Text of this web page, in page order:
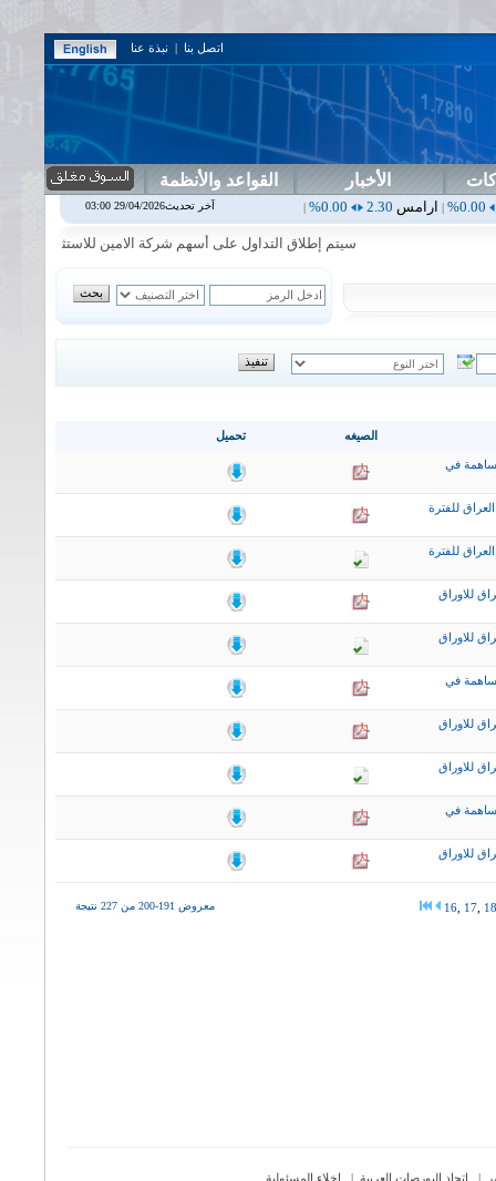
اتصل بنا | نبذة عنا
الأخبار القواعد والأنظمة
2.30
|اربيل 0.00 اس بنك0.00
0.00% اسفنج
سيتم إطلاق التداول على أسهم شركة الامين للاستثمار المالي في
تحميل الصيغه
في
للفترة
للفترة
للاوراق
للاوراق
في
للاوراق
للاوراق
في
للاوراق
معروض 191-200 من 227 نتيجة 16 17 18
| إتحاد البورصات العربية |
إخلاء المسئولية